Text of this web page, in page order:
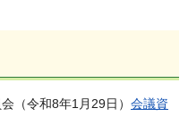
（令和8年1月29日） 会議資